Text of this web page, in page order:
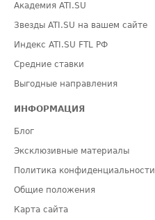
Академия ATI.SU
Звезды ATI.SU на вашем сайте
Индекс ATI.SU FTL РФ
Средние ставки
Выгодные направления
ИНФОРМАЦИЯ
Блог
Эксклюзивные материалы
Политика конфиденциальности
Общие положения
Карта сайта